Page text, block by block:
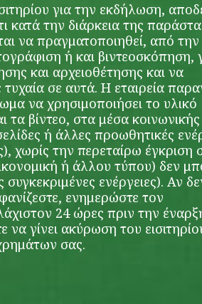
για την εκδήλωση,
κατά την διάρκεια της
να πραγματοποιηθεί, από την
ή και βιντεοσκόπηση,
και αρχειοθέτησης και να
τυχαία σε αυτά. Η εταιρεία
να χρησιμοποιήσει το υλικό
τα βίντεο, στα μέσα κοινωνικής
ή άλλες προωθητικές
χωρίς την περεταίρω έγκριση
ή άλλου τύπου) δεν
ενέργειες). Αν
ενημερώστε τον
24 ώρες πριν την
γίνει ακύρωση του
σας.